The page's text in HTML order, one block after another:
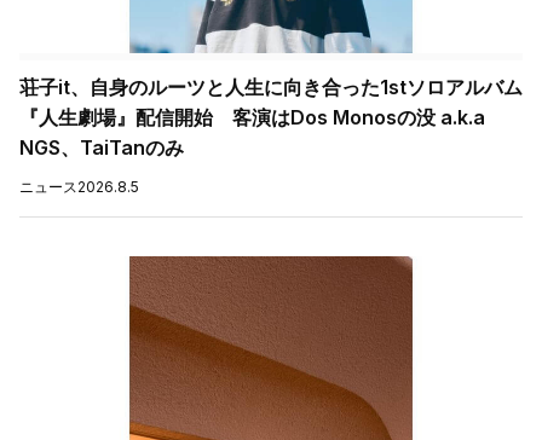
荘子it、自身のルーツと人生に向き合った1stソロアルバム
『人生劇場』配信開始 客演はDos Monosの没 a.k.a
NGS、TaiTanのみ
ニュース2026.8.5